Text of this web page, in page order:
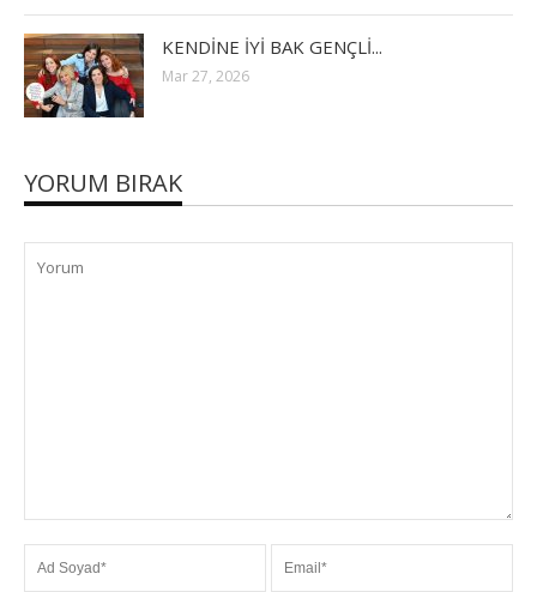
KENDİNE İYİ BAK GENÇLİ...
Mar 27, 2026
YORUM BIRAK